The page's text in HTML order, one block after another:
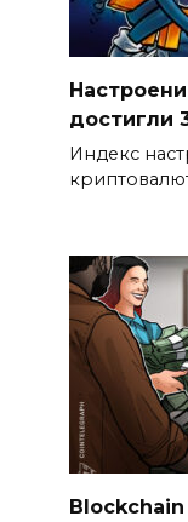
достигли
Индекс